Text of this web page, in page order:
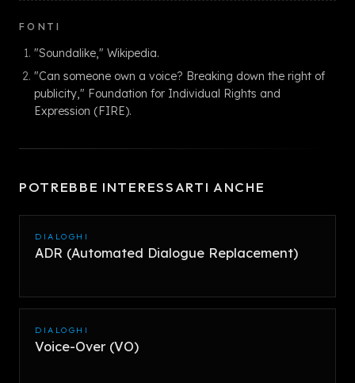
FONTI
"Soundalike," Wikipedia.
"Can someone own a voice? Breaking down the right of
publicity," Foundation for Individual Rights and
Expression (FIRE).
POTREBBE INTERESSARTI ANCHE
DIALOGHI
ADR (Automated Dialogue Replacement)
DIALOGHI
Voice-Over (VO)